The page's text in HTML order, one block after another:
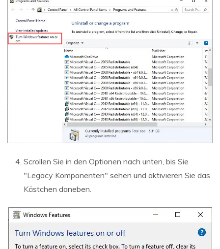
Scrollen Sie in den Optionen nach unten, bis Sie
"Legacy Komponenten" sehen und aktivieren Sie das
Kästchen daneben.